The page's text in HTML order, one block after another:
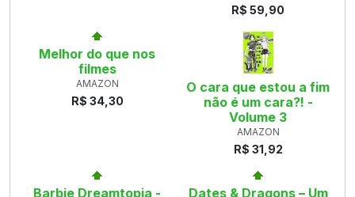
R$ 59,90
Melhor do que nos
filmes
AMAZON
R$ 34,30
O cara que estou a fim
não é um cara?! -
Volume 3
AMAZON
R$ 31,92
Barbie Dreamtopia - Dates & Dragons – Um